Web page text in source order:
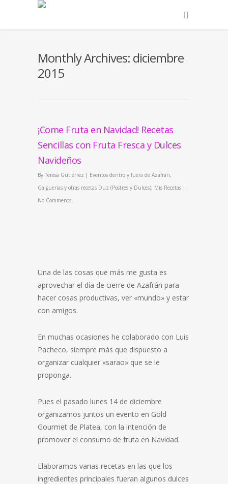
Monthly Archives: diciembre
2015
¡Come Fruta en Navidad! Recetas
Sencillas con Fruta Fresca y Dulces
Navideños
By Teresa Gutiérrez | Eventos dentro y fuera de Azafrán,
Galguerías y otras recetas Duz (Postres y Dulces), Mis Recetas |
No Comments
Una de las cosas que más me gusta es
aprovechar el día de cierre de Azafrán para
hacer cosas productivas, ver «mundo» y estar
con amigos.
En muchas ocasiones he colaborado con Luis
Pacheco, siempre más que dispuesto a
organizar cualquier «sarao» que se le
proponga.
Pues el pasado lunes 14 de diciembre
organizamos juntos un evento en Gold
Gourmet de Platea, con la intención de
promover el consumo de fruta en Navidad.
Elaboramos varias recetas en las que los
ingredientes principales fueran algunos dulces